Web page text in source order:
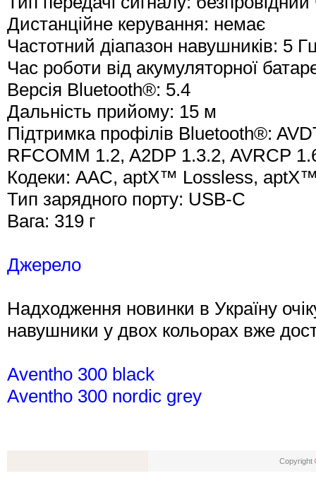
Дистанційне керування: немає
Частотний діапазон навушників: 5
Час роботи від акумуляторної
Версія Bluetooth®: 5.4
Дальність прийому: 15 м
Підтримка профілів Bluetooth®:
RFCOMM 1.2, A2DP 1.3.2, AVRCP
Кодеки: AAC, aptX™ Lossless,
Тип зарядного порту: USB-C
Вага: 319 г
Джерело
Надходження новинки в Україну
навушники у двох кольорах вже
Aventho 300 black
Aventho 300 nordic grey
Copyright